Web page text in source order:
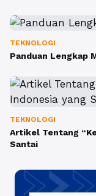
TEKNOLOGI
Panduan Lengkap
TEKNOLOGI
Artikel Tentang
Santai